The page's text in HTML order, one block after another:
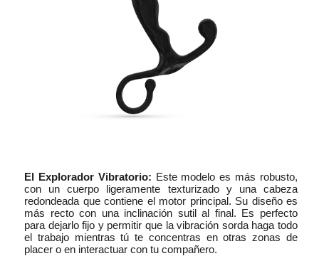
El Explorador Vibratorio: Este modelo es más robusto,
con un cuerpo ligeramente texturizado y una cabeza
redondeada que contiene el motor principal. Su diseño es
más recto con una inclinación sutil al final. Es perfecto
para dejarlo fijo y permitir que la vibración sorda haga todo
el trabajo mientras tú te concentras en otras zonas de
placer o en interactuar con tu compañero.